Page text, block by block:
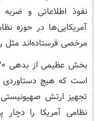
نفوذ اطلاعاتی و
آمریکایی‌ها در حوزه
مرخصی فرستاده‌اند
است که هیچ دستاوردی
تجهیز ارتش
نظامی آمریکا را